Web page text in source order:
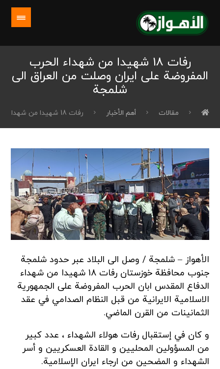
رفات 18 شهيدا من شهداء الحرب
المفروضة على ايران وصلت من العراق الى
شلمجة
مقالات أهم الأخبار رفات 18 شهيدا من شهداء الحرب المفروضة على ايران وصلت من العراق الى شلمجة
الأهواز – شلمجة / وصل الى البلاد عبر حدود شلمجة
جنوب محافظة خوزستان رفات 18 شهيدا من شهداء
الدفاع المقدس ابان الحرب المفروضة على الجمهورية
الاسلامية الايرانية من قبل النظام الصدامي في عقد
الثمانينات من القرن الماضي.
و کان في إستقبال رفات هولاء الشهداء ، عدد کبیر
من المسؤولین المحلیین و القادة العسکریین و أسر
الشهداء و المضحین من ارجاء ایران الإسلامیة.